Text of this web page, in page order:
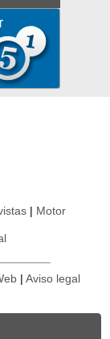
Motor
Aviso legal